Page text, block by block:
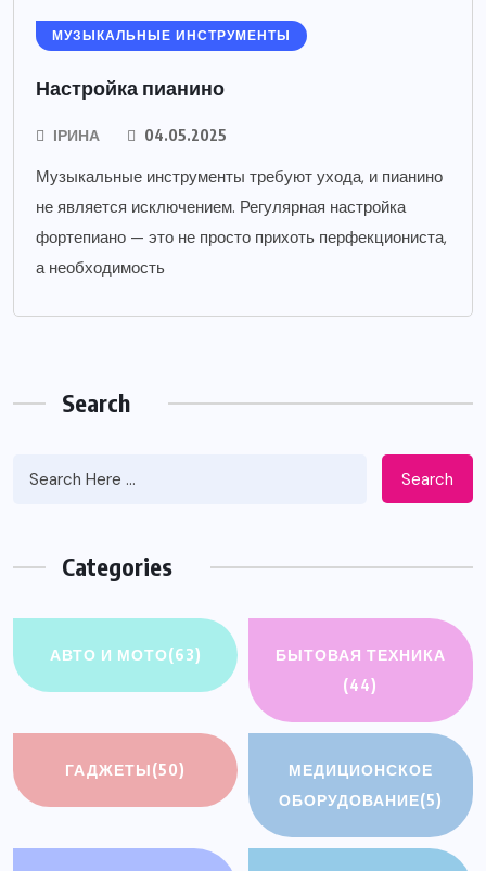
МУЗЫКАЛЬНЫЕ ИНСТРУМЕНТЫ
Настройка пианино
ІРИНА 04.05.2025
Музыкальные инструменты требуют ухода, и пианино
не является исключением. Регулярная настройка
фортепиано — это не просто прихоть перфекциониста,
а необходимость
Search
Search
Categories
АВТО И МОТО(63)
БЫТОВАЯ ТЕХНИКА
(44)
ГАДЖЕТЫ(50)
МЕДИЦИОНСКОЕ
ОБОРУДОВАНИЕ(5)